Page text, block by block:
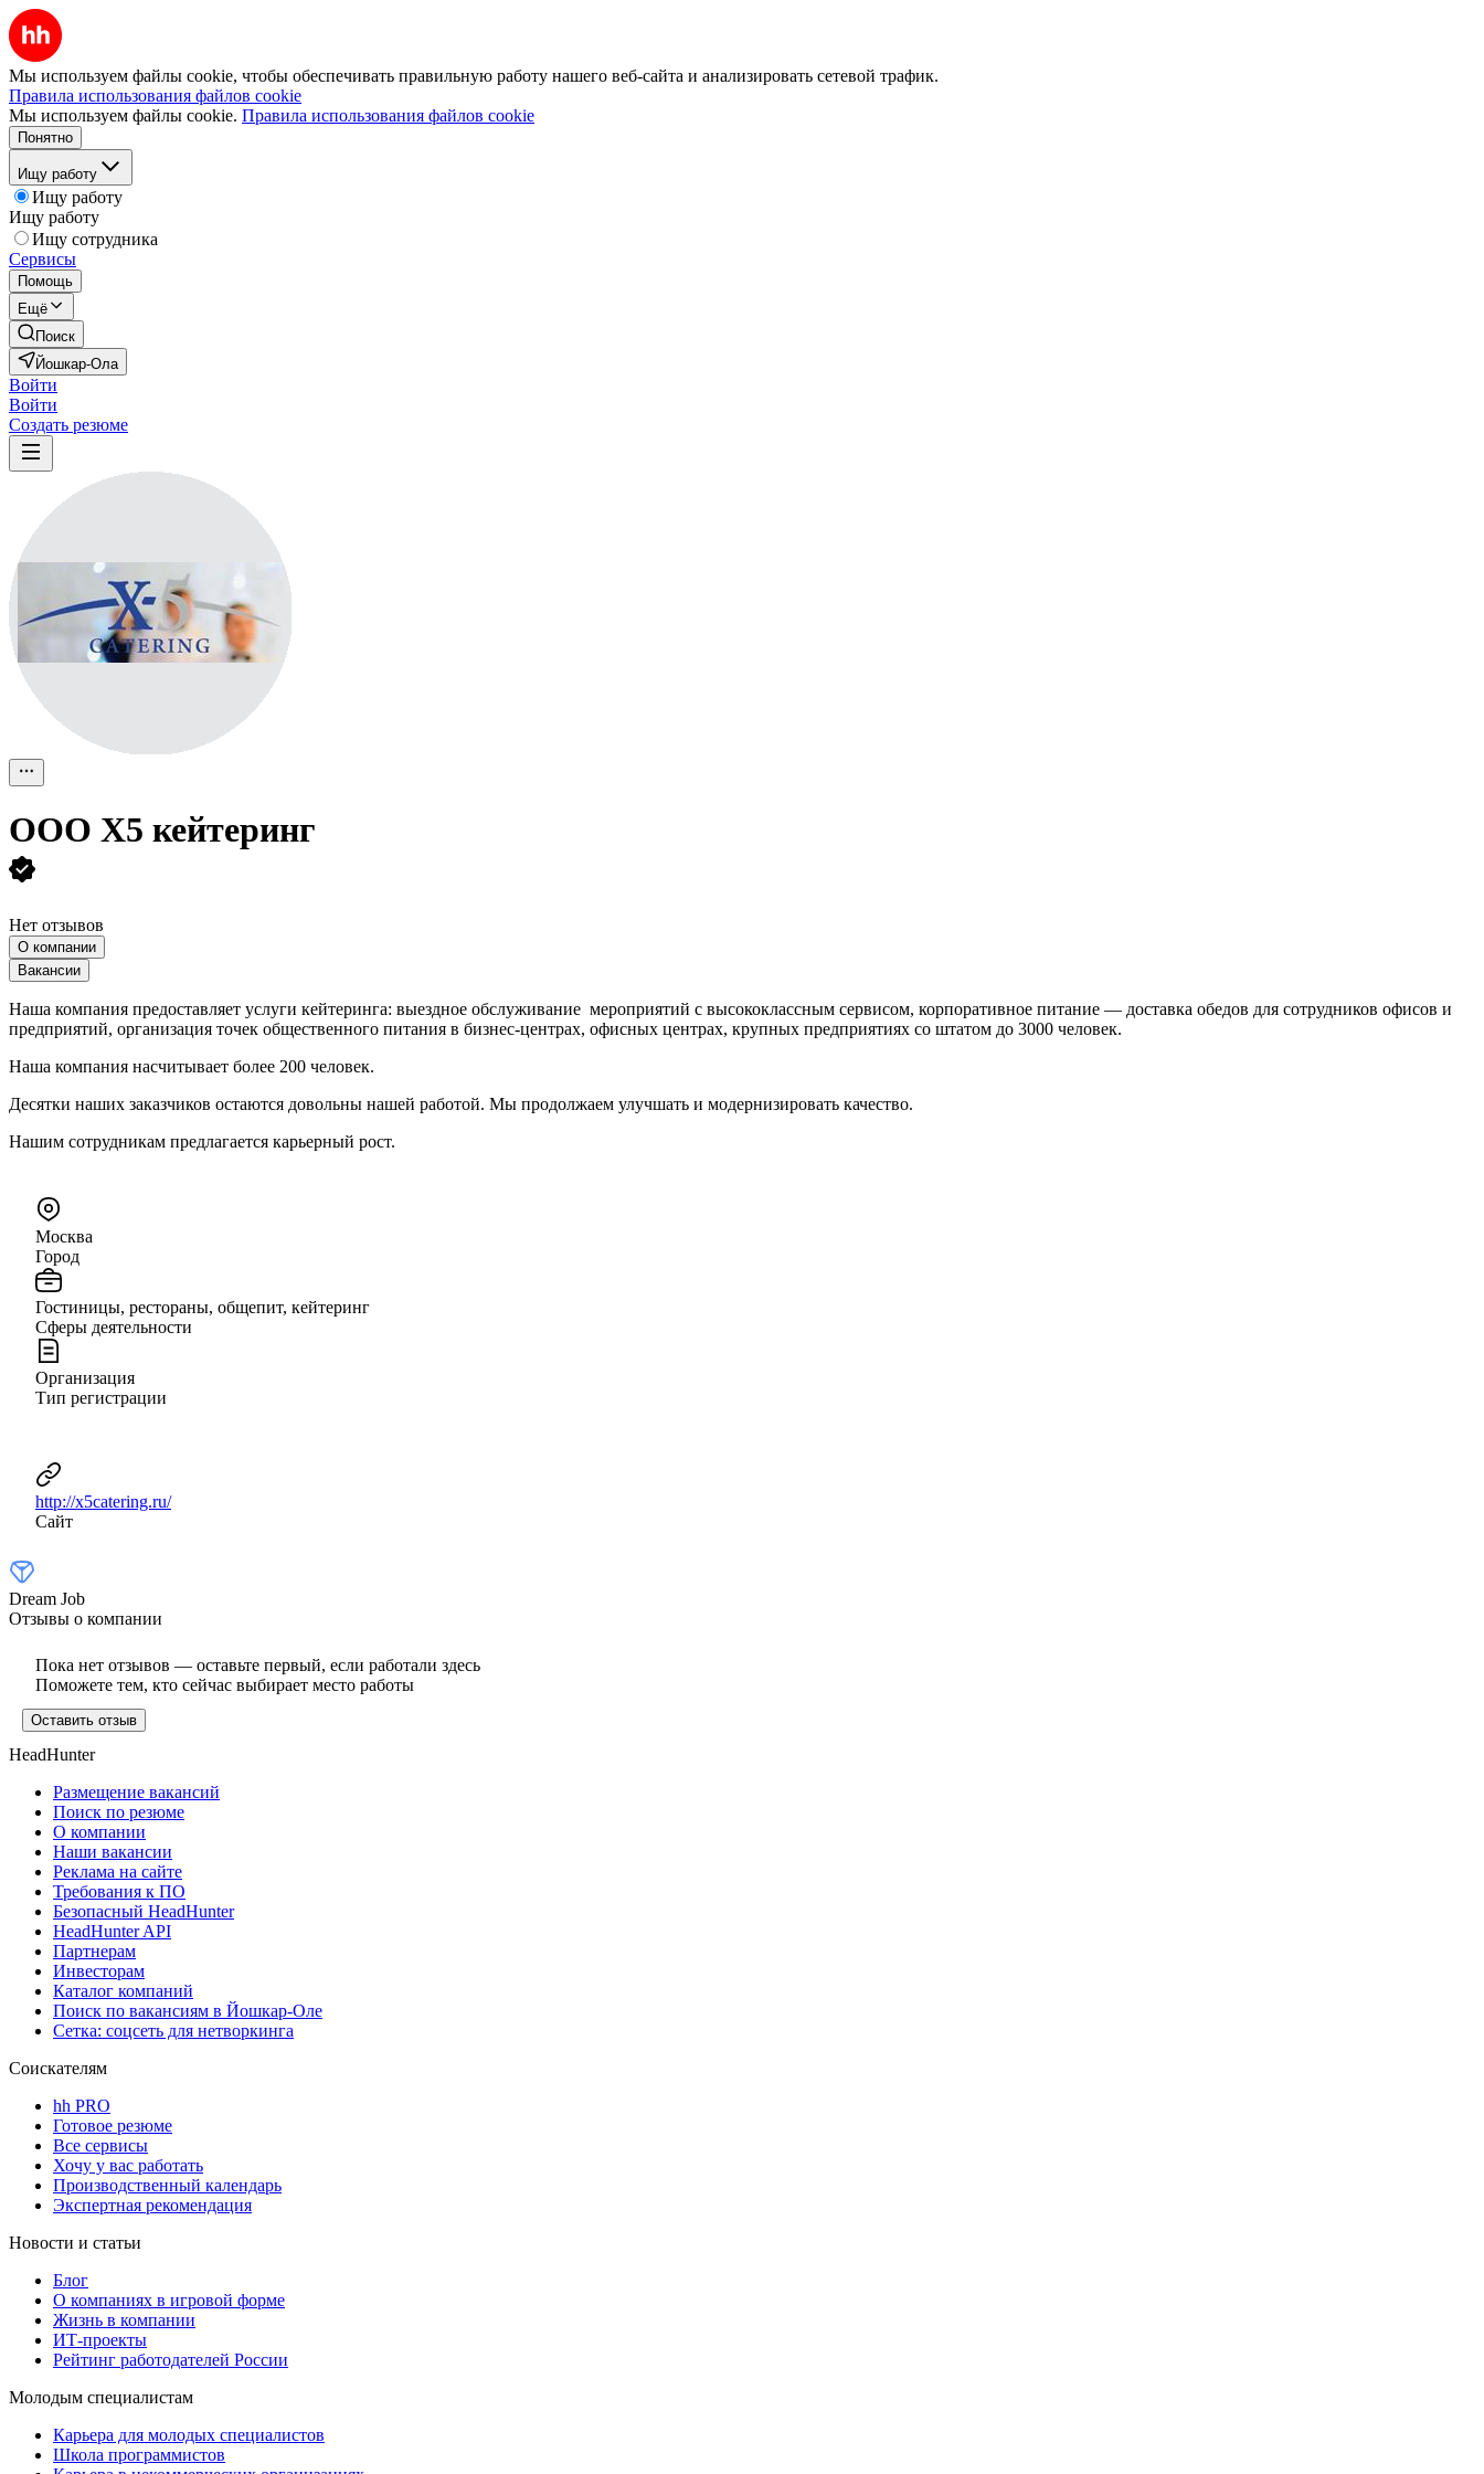
Мы используем файлы cookie, чтобы обеспечивать правильную работу нашего веб-сайта и анализировать сетевой трафик.
Правила использования файлов cookie
Мы используем файлы cookie. Правила использования файлов cookie
Понятно
Ищу работу
Ищу работу
Ищу работу
Ищу сотрудника
Сервисы
Помощь
Ещё
Поиск
Йошкар-Ола
Войти
Войти
Создать резюме
ООО Х5 кейтеринг
Нет отзывов
О компании
Вакансии
Наша компания предоставляет услуги кейтеринга: выездное обслуживание мероприятий с высококлассным сервисом, корпоративное питание — доставка обедов для сотрудников офисов и
предприятий, организация точек общественного питания в бизнес-центрах, офисных центрах, крупных предприятиях со штатом до 3000 человек.
Наша компания насчитывает более 200 человек.
Десятки наших заказчиков остаются довольны нашей работой. Мы продолжаем улучшать и модернизировать качество.
Нашим сотрудникам предлагается карьерный рост.
Москва
Город
Гостиницы, рестораны, общепит, кейтеринг
Сферы деятельности
Организация
Тип регистрации
http://x5catering.ru/
Сайт
Dream Job
Отзывы о компании
Пока нет отзывов — оставьте первый, если работали здесь
Поможете тем, кто сейчас выбирает место работы
Оставить отзыв
HeadHunter
Размещение вакансий
Поиск по резюме
О компании
Наши вакансии
Реклама на сайте
Требования к ПО
Безопасный HeadHunter
HeadHunter API
Партнерам
Инвесторам
Каталог компаний
Поиск по вакансиям в Йошкар-Оле
Сетка: соцсеть для нетворкинга
Соискателям
hh PRO
Готовое резюме
Все сервисы
Хочу у вас работать
Производственный календарь
Экспертная рекомендация
Новости и статьи
Блог
О компаниях в игровой форме
Жизнь в компании
ИТ-проекты
Рейтинг работодателей России
Молодым специалистам
Карьера для молодых специалистов
Школа программистов